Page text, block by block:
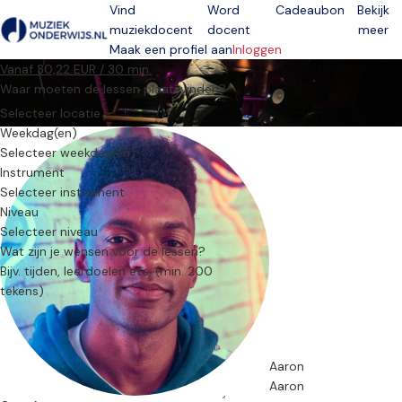
Open menu
Vind
muziekdocent
Word
docent
Cadeaubon
Bekijk
meer
Maak een profiel aanInloggen
Aaron
Aaron
Vanaf 30,22 EUR / 30 min.
Waar moeten de lessen plaatsvinden?
Selecteer locatie
Weekdag(en)
Selecteer weekdag(en)
Instrument
Selecteer instrument
Niveau
Selecteer niveau
Wat zijn je wensen voor de lessen?